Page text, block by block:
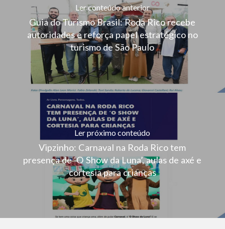
Ler conteúdo anterior
Guia do Turismo Brasil: Roda Rico recebe
autoridades e reforça papel estratégico no
turismo de São Paulo
Ler próximo conteúdo
Vipzinho: Carnaval na Roda Rico tem
presença de ‘O Show da Luna’, aulas de axé e
cortesia para crianças